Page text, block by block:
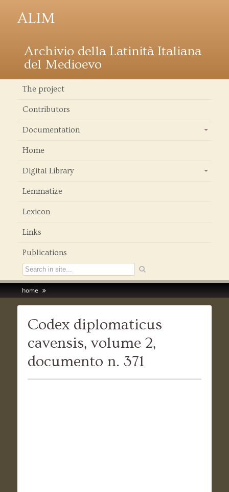
ALIM
Archivio della Latinità Italiana
del Medioevo
The project
Contributors
Documentation
Home
Digital Library
Lemmatize
Lexicon
Links
Publications
home
Codex diplomaticus
cavensis, volume 2,
documento n. 371